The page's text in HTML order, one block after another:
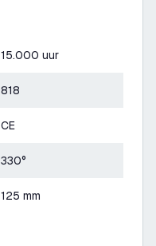
15.000 uur
818
CE
330°
125 mm